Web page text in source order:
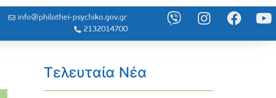
info@philothei-psychiko.gov.gr
2132014700
Τελευταία Νέα